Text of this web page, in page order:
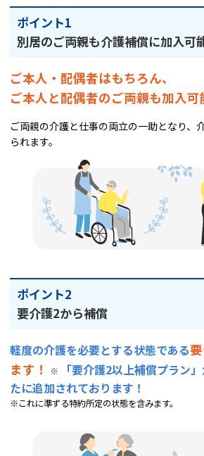
ポイント1
別居のご両親も介護補償に加入可
ご本人・配偶者はもちろん、
ご本人と配偶者のご両親も加入可
ご両親の介護と仕事の両立の一助となり、
られます。
ポイント2
要介護2から補償
軽度の介護を必要とする状態である
ます！
※
「要介護2以上補償プラン
たに追加されております！
※これに準ずる特約所定の状態を含みます。